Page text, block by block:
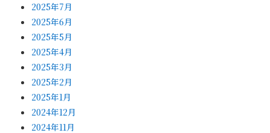
2025年7月
2025年6月
2025年5月
2025年4月
2025年3月
2025年2月
2025年1月
2024年12月
2024年11月